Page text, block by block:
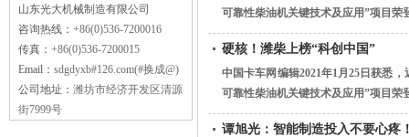
山东光大机械制造有限公司
咨询热线： +86(0)536-7200016
传真： +86(0)536-7200015
Email： sdgdyxb#126.com(#换成@)
公司地址： 潍坊市经济开发区清源
街7999号
2021年1月12日，谭旭光到中国重
可靠性柴油机关键技术及应用”项目荣
硬核！潍柴上榜“科创中国”
中国卡车网编辑2021年1月25日获悉
可靠性柴油机关键技术及应用”项目荣
谭旭光：智能制造投入不要心疼